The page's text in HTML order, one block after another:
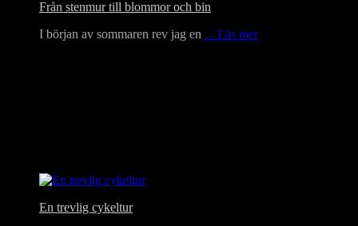
Från stenmur till blommor och bin
I början av sommaren rev jag en …Läs mer
En trevlig cykeltur